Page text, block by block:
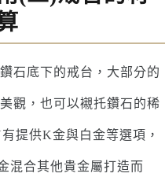
石底下的戒台，大部分的
觀，也可以襯托鑽石的稀
提供K金與白金等選項，
混合其他貴金屬打造而